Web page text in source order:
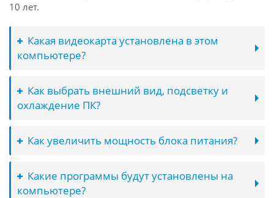
10 лет.
Какая видеокарта установлена в этом
компьютере?
Как выбрать внешний вид, подсветку и
охлаждение ПК?
Как увеличить мощность блока питания?
Какие программы будут установлены на
компьютере?